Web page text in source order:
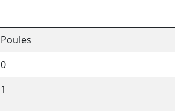
Poules
0
1